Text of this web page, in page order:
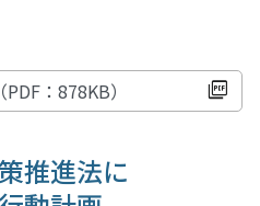
：878KB）
推進法に